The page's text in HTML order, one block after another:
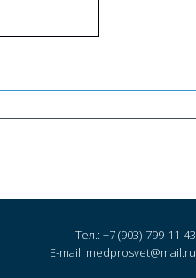
Тел.: +7 (903)-799-11-43
E-mail: medprosvet@mail.ru